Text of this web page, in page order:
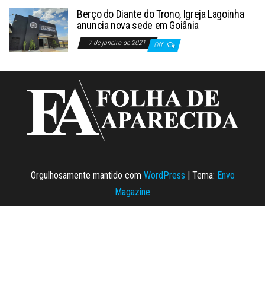
Berço do Diante do Trono, Igreja Lagoinha
anuncia nova sede em Goiânia
7 de janeiro de 2021 Off
Orgulhosamente mantido com WordPress | Tema: Envo
Magazine